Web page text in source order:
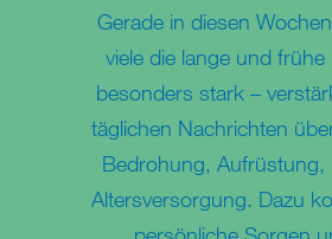
Gerade in diesen
viele die lange und frühe
besonders stark –
täglichen Nachrichten
Bedrohung, Aufrüstung,
Altersversorgung. Dazu